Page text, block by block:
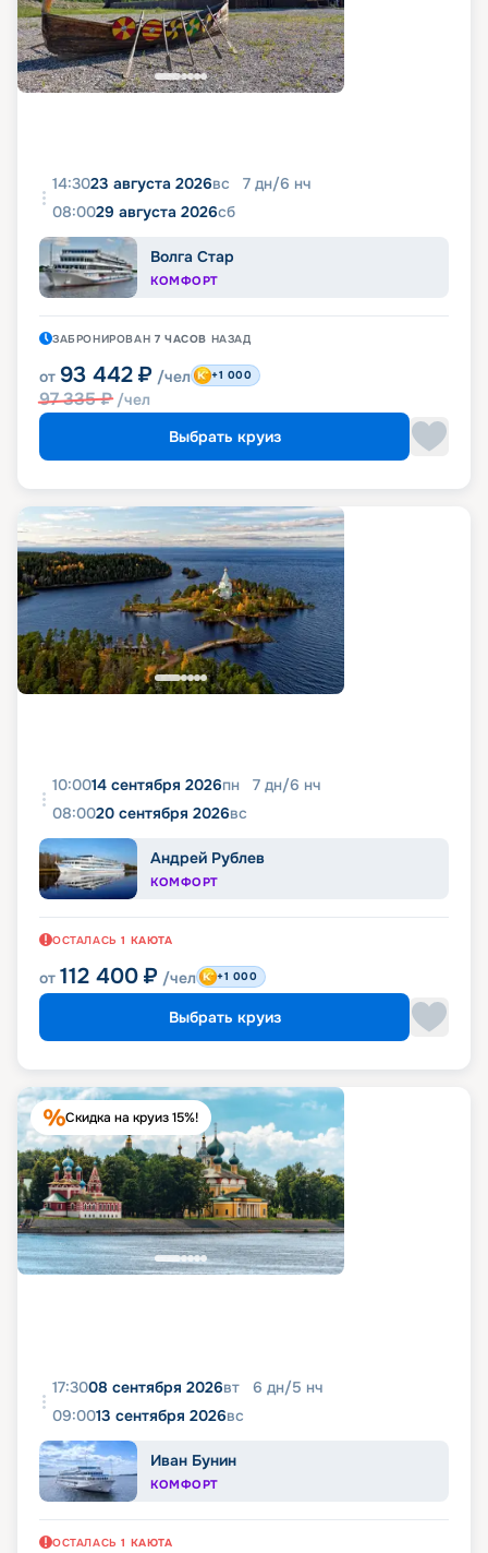
14:3023 августа 2026вс 7 дн/6 нч
08:0029 августа 2026сб
Волга Стар
КОМФОРТ
ЗАБРОНИРОВАН 7 ЧАСОВ НАЗАД
от 93 442 ₽ /чел
97 335₽ /чел
+1 000
Выбрать круиз
10:0014 сентября 2026пн 7 дн/6 нч
08:0020 сентября 2026вс
Андрей Рублев
КОМФОРТ
ОСТАЛАСЬ 1 КАЮТА
от 112 400 ₽ /чел +1 000
Выбрать круиз
Скидка на круиз 15%!
17:3008 сентября 2026вт 6 дн/5 нч
09:0013 сентября 2026вс
Иван Бунин
КОМФОРТ
ОСТАЛАСЬ 1 КАЮТА